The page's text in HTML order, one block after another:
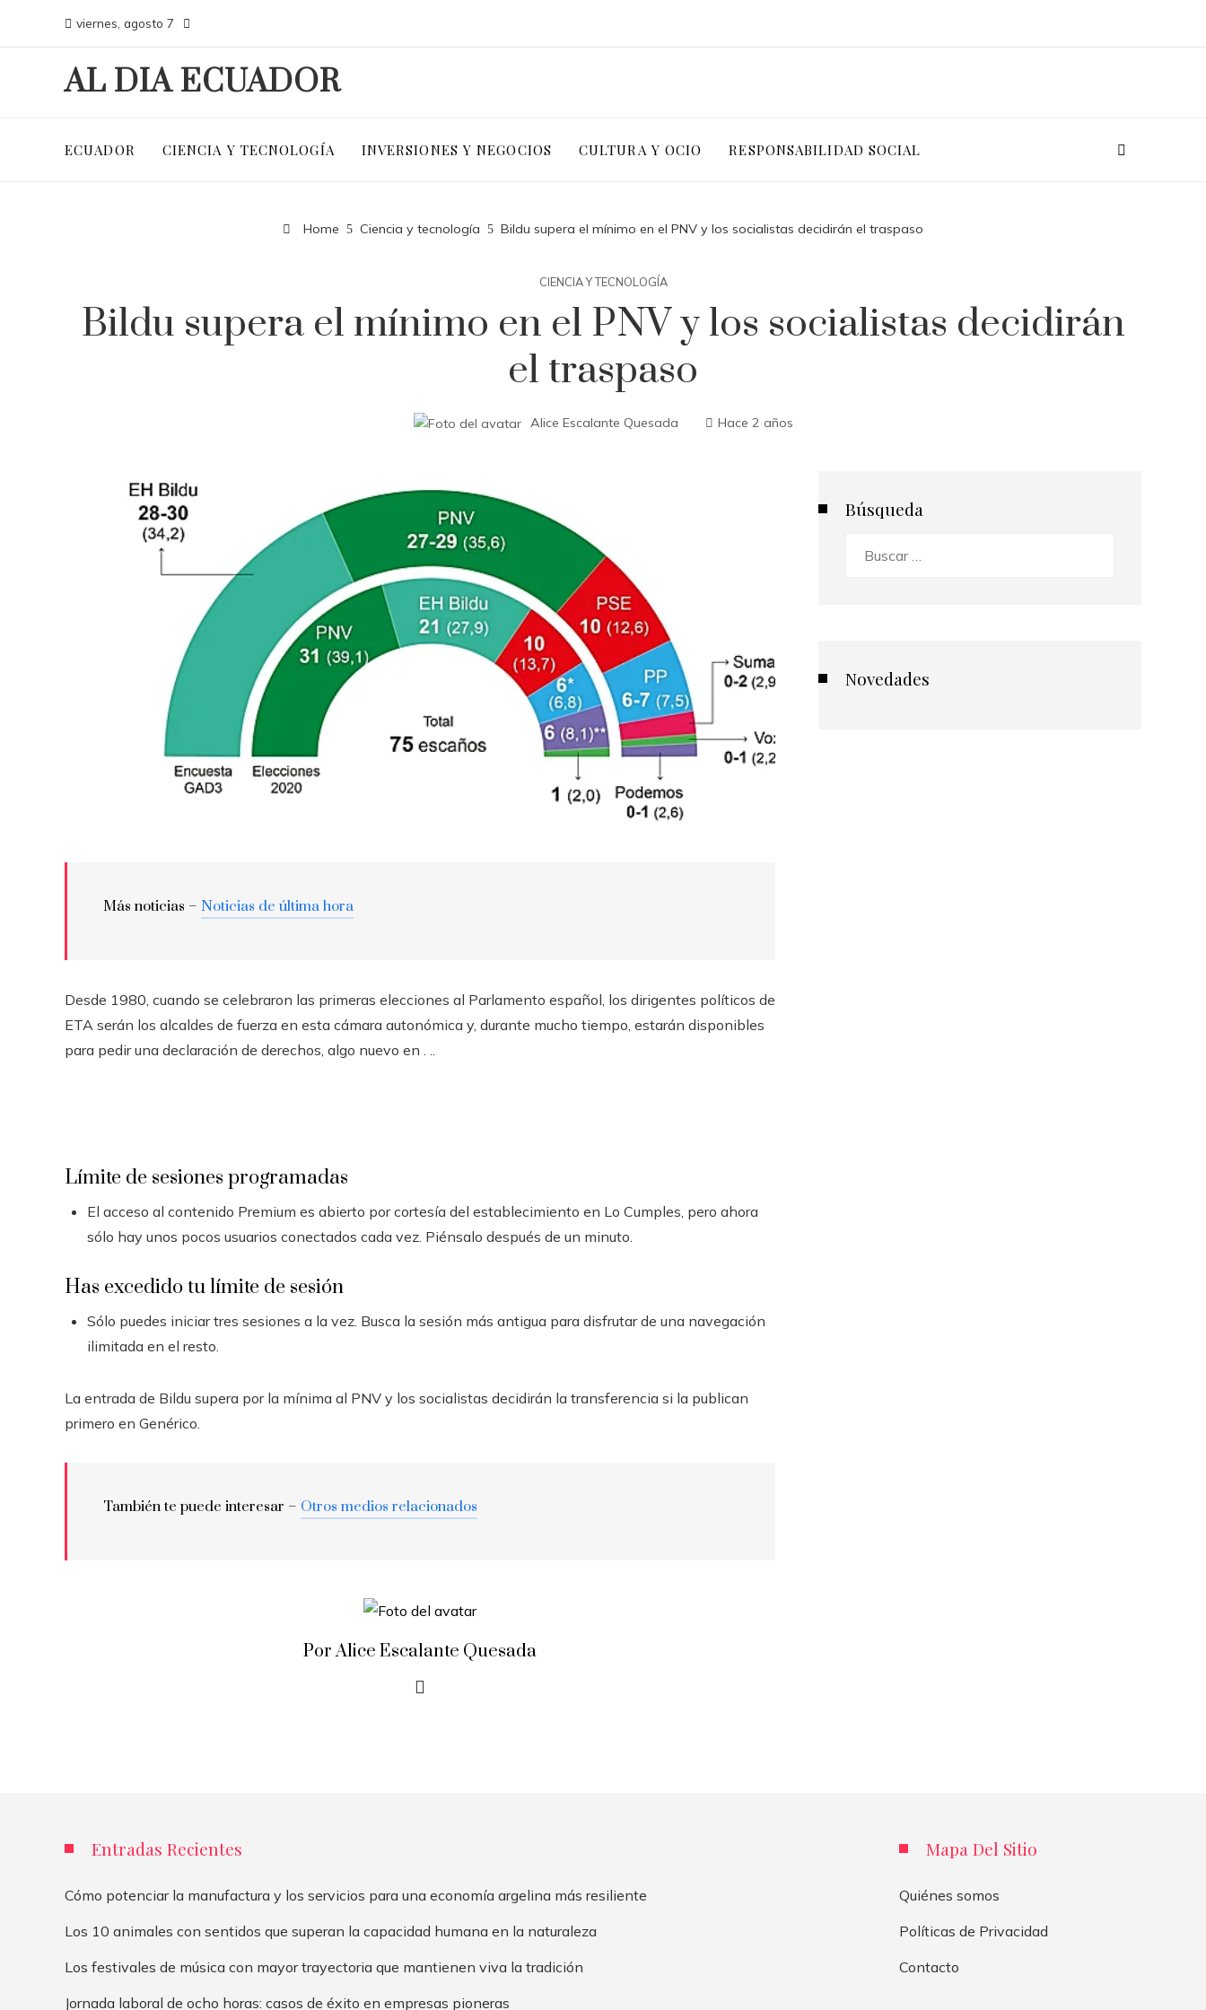
viernes, agosto 7
AL DIA ECUADOR
ECUADOR CIENCIA Y TECNOLOGÍA INVERSIONES Y NEGOCIOS CULTURA Y OCIO RESPONSABILIDAD SOCIAL
Home Ciencia y tecnología Bildu supera el mínimo en el PNV y los socialistas decidirán el traspaso
CIENCIA Y TECNOLOGÍA
Bildu supera el mínimo en el PNV y los socialistas decidirán
el traspaso
Alice Escalante Quesada Hace 2 años
Más noticias – Noticias de última hora
Desde 1980, cuando se celebraron las primeras elecciones al Parlamento español, los dirigentes políticos de
ETA serán los alcaldes de fuerza en esta cámara autonómica y, durante mucho tiempo, estarán disponibles
para pedir una declaración de derechos, algo nuevo en . ..
Límite de sesiones programadas
El acceso al contenido Premium es abierto por cortesía del establecimiento en Lo Cumples, pero ahora
sólo hay unos pocos usuarios conectados cada vez. Piénsalo después de un minuto.
Has excedido tu límite de sesión
Sólo puedes iniciar tres sesiones a la vez. Busca la sesión más antigua para disfrutar de una navegación
ilimitada en el resto.
La entrada de Bildu supera por la mínima al PNV y los socialistas decidirán la transferencia si la publican
primero en Genérico.
También te puede interesar – Otros medios relacionados
Por Alice Escalante Quesada
Búsqueda
Novedades
Entradas Recientes
Cómo potenciar la manufactura y los servicios para una economía argelina más resiliente
Los 10 animales con sentidos que superan la capacidad humana en la naturaleza
Los festivales de música con mayor trayectoria que mantienen viva la tradición
Jornada laboral de ocho horas: casos de éxito en empresas pioneras
Mapa Del Sitio
Quiénes somos
Políticas de Privacidad
Contacto